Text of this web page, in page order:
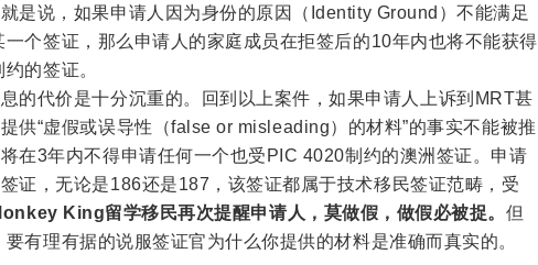
是说，如果申请人因为身份的原因（Identity Ground）不能满足
个签证，那么申请人的家庭成员在拒签后的10年内也将不能获得
的签证。
的代价是十分沉重的。回到以上案件，如果申请人上诉到MRT甚
供“虚假或误导性（false or misleading）的材料”的事实不能被推
在3年内不得申请任何一个也受PIC 4020制约的澳洲签证。申请
证，无论是186还是187，该签证都属于技术移民签证范畴，受
King留学移民再次提醒申请人，莫做假，做假必被捉。 但
有理有据的说服签证官为什么你提供的材料是准确而真实的。